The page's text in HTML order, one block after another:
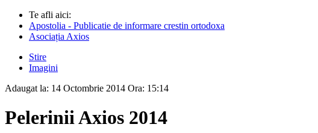
Te afli aici:
Apostolia - Publicatie de informare crestin ortodoxa
Asociația Axios
Stire
Imagini
Adaugat la: 14 Octombrie 2014 Ora: 15:14
Pelerinii Axios 2014